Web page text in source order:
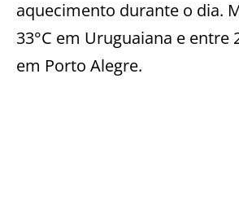
aquecimento durante o dia.
33°C em Uruguaiana e entre
em Porto Alegre.